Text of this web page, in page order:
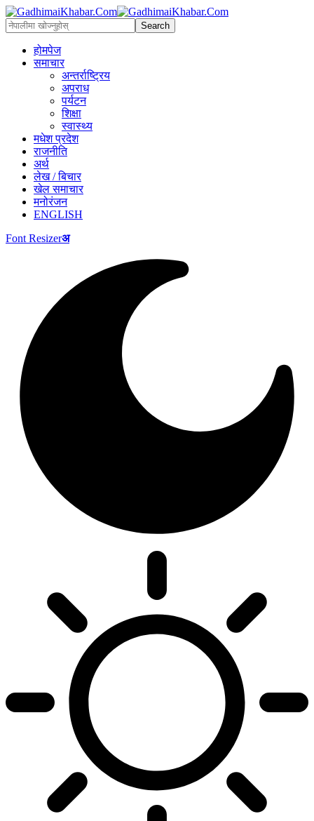
होमपेज
समाचार
अन्तर्राष्ट्रिय
अपराध
पर्यटन
शिक्षा
स्वास्थ्य
मधेश प्रदेश
राजनीति
अर्थ
लेख / बिचार
खेल समाचार
मनोरंजन
ENGLISH
Font Resizerअ